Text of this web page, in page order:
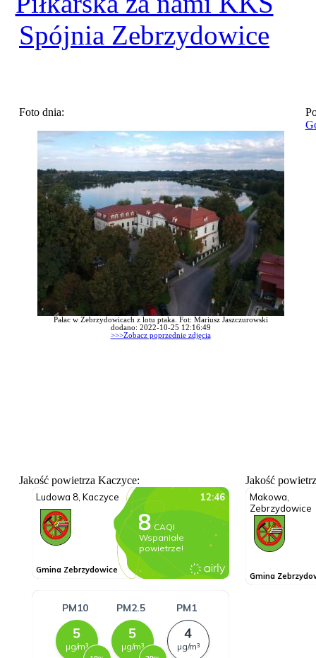
Spójnia Zebrzydowice
Foto dnia:
Pałac w Zebrzydowicach z lotu ptaka. Fot: Mariusz Jaszczurowski
dodano: 2022-10-25 12:16:49
>>>Zobacz poprzednie zdjęcia
Jakość powietrza Kaczyce: Jakość